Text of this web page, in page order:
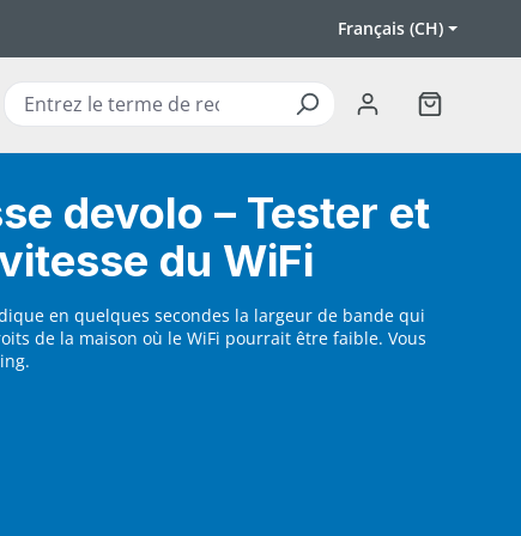
Français (CH)
Le panier
devolo – Tester et
du WiFi
en quelques secondes la largeur de bande qui
de la maison où le WiFi pourrait être faible. Vous